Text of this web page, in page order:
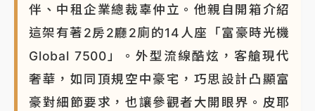
伴、中租企業總裁辜仲立。他親自開箱介紹
這架有著2房2廳2廁的14人座「富豪時光機
Global 7500」。外型流線酷炫，客艙現代
奢華，如同頂規空中豪宅，巧思設計凸顯富
豪對細節要求，也讓參觀者大開眼界。皮耶